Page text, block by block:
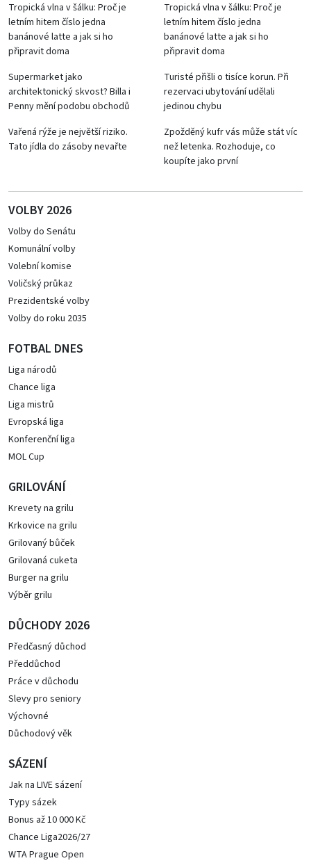
Tropická vlna v šálku: Proč je
letním hitem číslo jedna
banánové latte a jak si ho
připravit doma
Tropická vlna v šálku: Proč je
letním hitem číslo jedna
banánové latte a jak si ho
připravit doma
Supermarket jako
architektonický skvost? Billa i
Penny mění podobu obchodů
Turisté přišli o tisíce korun. Při
rezervaci ubytování udělali
jedinou chybu
Vařená rýže je největší riziko.
Tato jídla do zásoby nevařte
Zpožděný kufr vás může stát víc
než letenka. Rozhoduje, co
koupíte jako první
VOLBY 2026
Volby do Senátu
Komunální volby
Volební komise
Voličský průkaz
Prezidentské volby
Volby do roku 2035
FOTBAL DNES
Liga národů
Chance liga
Liga mistrů
Evropská liga
Konferenční liga
MOL Cup
GRILOVÁNÍ
Krevety na grilu
Krkovice na grilu
Grilovaný bůček
Grilovaná cuketa
Burger na grilu
Výběr grilu
DŮCHODY 2026
Předčasný důchod
Předdůchod
Práce v důchodu
Slevy pro seniory
Výchovné
Důchodový věk
SÁZENÍ
Jak na LIVE sázení
Typy sázek
Bonus až 10 000 Kč
Chance Liga2026/27
WTA Prague Open